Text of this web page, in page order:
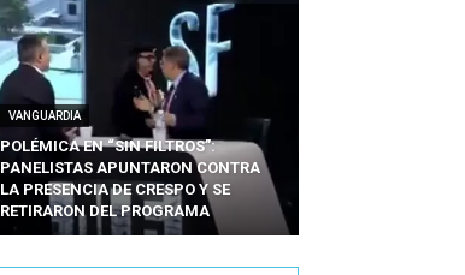
VANGUARDIA
POLÉMICA EN “SIN FILTROS”:
PANELISTAS APUNTARON CONTRA
LA PRESENCIA DE CRESPO Y SE
RETIRARON DEL PROGRAMA